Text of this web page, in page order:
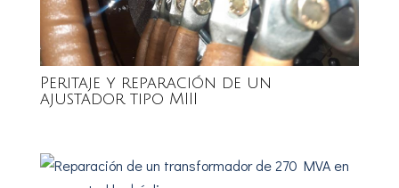
Peritaje y reparación de un
ajustador tipo MIII